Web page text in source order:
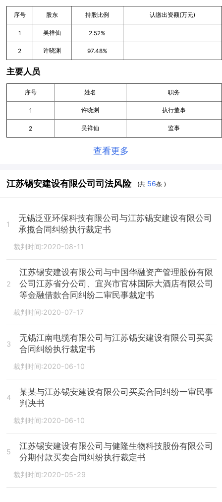
序号 股东 持股比例 认缴出资额(万元)
1 吴祥仙 2.52%
2 许晓渊 97.48%
主要人员
序号 姓名 职务
1 许晓渊 执行董事
2 吴祥仙 监事
查看更多
江苏锡安建设有限公司司法风险 (共 56条 )
1
无锡泛亚环保科技有限公司与江苏锡安建设有限公司
承揽合同纠纷执行裁定书
裁判时间:2020-08-11
2
江苏锡安建设有限公司与中国华融资产管理股份有限
公司江苏省分公司、宜兴市官林国际大酒店有限公司
等金融借款合同纠纷二审民事裁定书
裁判时间:2020-07-17
3
无锡江南电缆有限公司与江苏锡安建设有限公司买卖
合同纠纷执行裁定书
裁判时间:2020-06-10
4
某某与江苏锡安建设有限公司买卖合同纠纷一审民事
判决书
裁判时间:2020-06-10
5
江苏锡安建设有限公司与健隆生物科技股份有限公司
分期付款买卖合同纠纷执行裁定书
裁判时间:2020-05-29